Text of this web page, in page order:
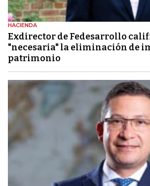
HACIENDA
Exdirector de Fedesarrollo
"necesaria" la eliminación de
patrimonio